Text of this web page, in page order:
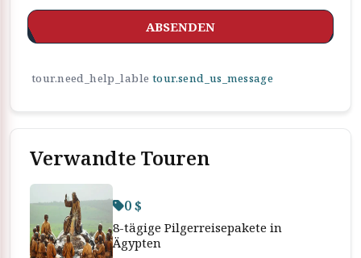
ABSENDEN
tour.need_help_lable tour.send_us_message
Verwandte Touren
0 $
8-tägige Pilgerreisepakete in
Ägypten